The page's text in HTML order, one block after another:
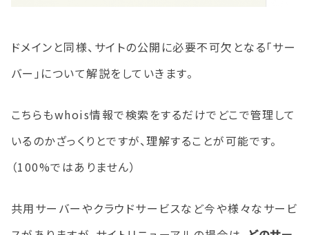
ドメインと同様、サイトの公開に必要不可欠となる「サー
バー」について解説をしていきます。
こちらもwhois情報で検索をするだけでどこで管理して
いるのかざっくりとですが、理解することが可能です。
（100%ではありません）
共用サーバーやクラウドサービスなど今や様々なサービ